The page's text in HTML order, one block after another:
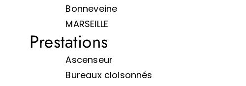
Bonneveine
MARSEILLE
Prestations
Ascenseur
Bureaux cloisonnés